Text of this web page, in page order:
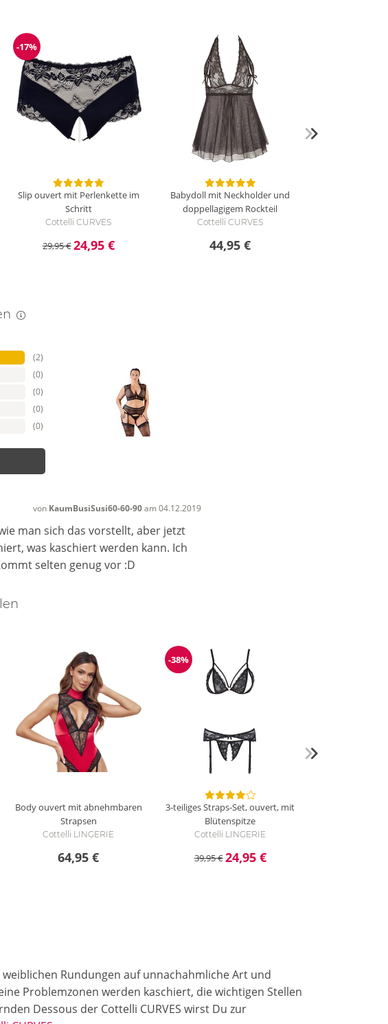
Reduzierung
-17%
Slip ouvert mit Perlenkette im
Schritt
Cottelli CURVES
29,95 €24,95 €
Babydoll mit Neckholder und
doppellagigem Rockteil
Cottelli CURVES
44,95 €
(2)
(0)
(0)
(0)
(0)
von KaumBusiSusi60-60-90am 04.12.2019
man sich das vorstellt, aber jetzt
was kaschiert werden kann. Ich
selten genug vor :D
Body ouvert mit abnehmbaren
Strapsen
Cottelli LINGERIE
64,95 €
Reduzierung
-38%
3-teiliges Straps-Set, ouvert, mit
Blütenspitze
Cottelli LINGERIE
39,95 €24,95 €
Rundungen auf unnachahmliche Art und
Problemzonen werden kaschiert, die wichtigen Stellen
Dessous der Cottelli CURVES wirst Du zur